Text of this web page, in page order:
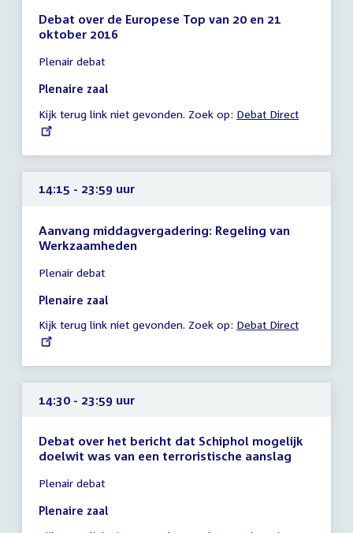
Debat over de Europese Top van 20 en 21
oktober 2016
vergadering
10:15
23:59
uur
Plenair debat
Plenaire zaal
Kijk terug link niet gevonden. Zoek op: External
Debat Direct
14:15 - 23:59 uur
Aanvang middagvergadering: Regeling van
Werkzaamheden
vergadering
14:15
23:59
uur
Plenair debat
Plenaire zaal
Kijk terug link niet gevonden. Zoek op: External
Debat Direct
14:30 - 23:59 uur
Debat over het bericht dat Schiphol mogelijk
doelwit was van een terroristische aanslag
vergadering
14:30
Plenair debat
Plenaire zaal